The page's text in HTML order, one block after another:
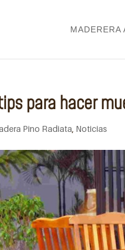
MADERERA
para hacer
Pino Radiata Noticias